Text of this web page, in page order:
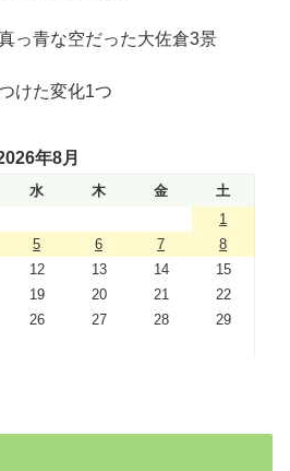
っ青な空だった大佐倉3景
けた変化1つ
年8月
水 木 金
土
1
5 6 7
8
12 13 14
15
19 20 21
22
26 27 28
29